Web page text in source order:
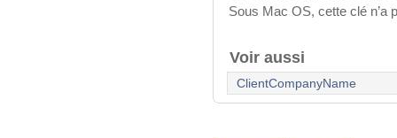
Sous Mac OS, cette clé n’a
Voir aussi
ClientCompanyName